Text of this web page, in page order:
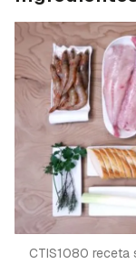
CTIS1080 receta